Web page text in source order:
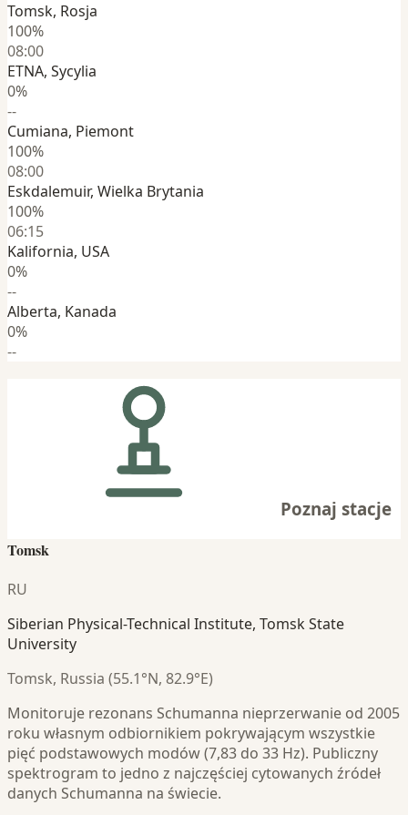
Tomsk, Rosja
100%
08:00
ETNA, Sycylia
0%
--
Cumiana, Piemont
100%
08:00
Eskdalemuir, Wielka Brytania
100%
06:15
Kalifornia, USA
0%
--
Alberta, Kanada
0%
--
Poznaj stacje
Tomsk
RU
Siberian Physical-Technical Institute, Tomsk State
University
Tomsk, Russia (55.1°N, 82.9°E)
Monitoruje rezonans Schumanna nieprzerwanie od 2005
roku własnym odbiornikiem pokrywającym wszystkie
pięć podstawowych modów (7,83 do 33 Hz). Publiczny
spektrogram to jedno z najczęściej cytowanych źródeł
danych Schumanna na świecie.